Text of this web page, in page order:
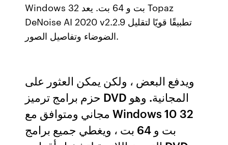
Windows 32 بت و 64 بت. يعد Topaz
DeNoise AI 2020 v2.2.9 تطبيقًا قويًا لتقليل
الضوضاء وتفاصيل الصور.
ويدفع البعض ، ولكن يمكن العثور على
حزم برامج ترميز DVD المجانية. وهو
مجاني ومتوافق مع Windows 10 32
بت و 64 بت ، ويغطي جميع برامج